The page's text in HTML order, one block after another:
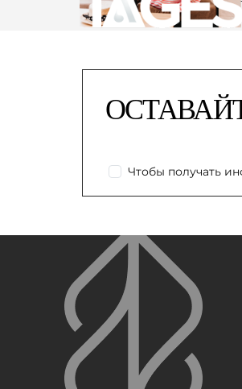
Чтобы получать